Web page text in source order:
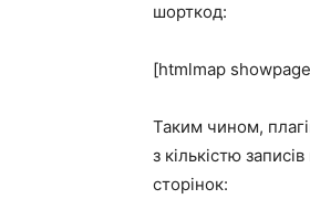
шорткод:
[htmlmap
Таким чином,
з кількістю
сторінок: